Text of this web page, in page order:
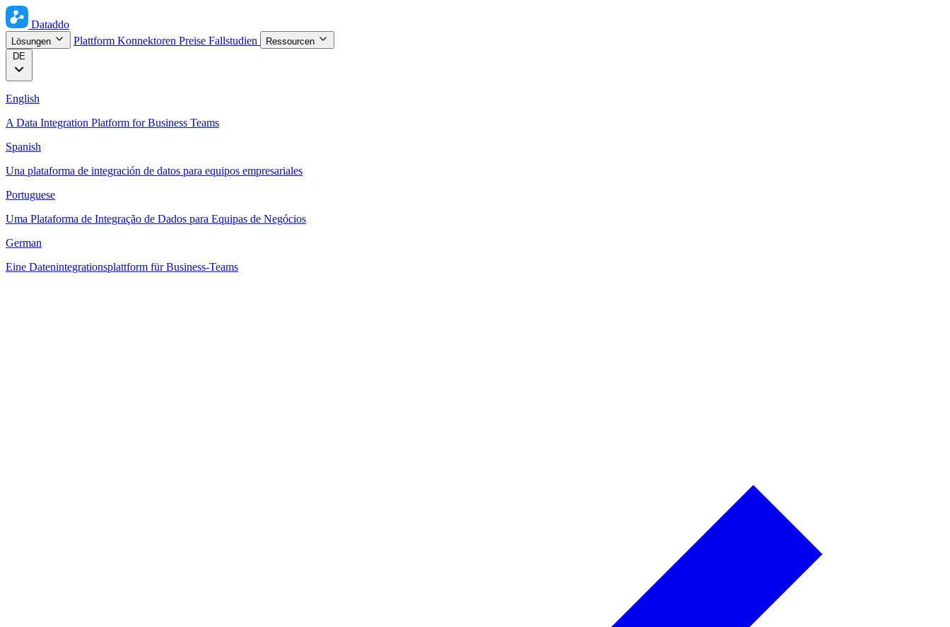
Dataddo
Lösungen Plattform Konnektoren Preise Fallstudien
Ressourcen
DE
English
A Data Integration Platform for Business Teams
Spanish
Una plataforma de integración de datos para equipos empresariales
Portuguese
Uma Plataforma de Integração de Dados para Equipas de Negócios
German
Eine Datenintegrationsplattform für Business-Teams